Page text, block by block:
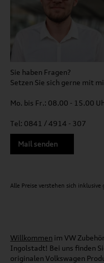
Sie haben Fragen?
Setzen Sie sich gerne mit
Mo. bis Fr.: 08.00 - 15.00
Tel: 0841 / 4914 - 307
Mail senden
Alle Preise verstehen sich
Willkommen im VW
Ingolstadt! Bei uns finden
originalen Volkswagen